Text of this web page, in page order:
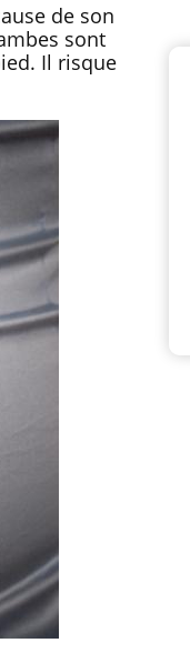
de son
sont
Il risque
manger moins
de protéines pourrait
finalement être bénéfique